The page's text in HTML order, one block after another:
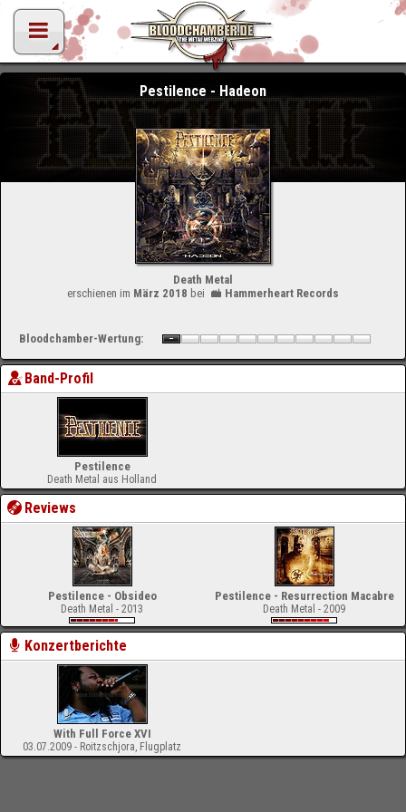
Pestilence - Hadeon
Death Metal
erschienen im März 2018 bei Hammerheart Records
Bloodchamber-Wertung:
Band-Profil
Pestilence
Death Metal aus Holland
Reviews
Pestilence - Obsideo
Death Metal - 2013
Pestilence - Resurrection Macabre
Death Metal - 2009
Konzertberichte
With Full Force XVI
03.07.2009 - Roitzschjora, Flugplatz